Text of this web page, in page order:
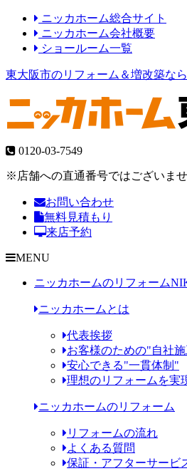
ニッカホーム総合サイト
ニッカホーム会社概要
ショールーム一覧
東大阪市のリフォーム＆増改築なら
0120-03-7549
※店舗への直通番号ではございま
お問い合わせ
無料見積もり
来店予約
MENU
ニッカホームのリフォーム
ニッカホームとは
代表挨拶
お客様のための"自社
安心できる"一貫体制"
理想のリフォームを実
ニッカホームのリフォーム
リフォームの流れ
よくある質問
保証・アフターサービ